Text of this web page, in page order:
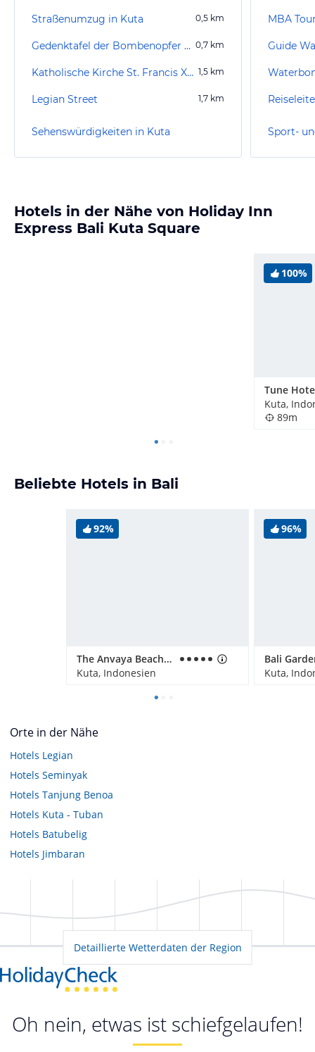
Straßenumzug in Kuta 0,5 km
Gedenktafel der Bombenopfer / Kuta Memorial 2002 0,7 km
Katholische Kirche St. Francis Xavier 1,5 km
Legian Street 1,7 km
Sehenswürdigkeiten in Kuta
MBA
Sport-
Hotels in der Nähe von Holiday Inn
Express Bali Kuta Square
100%
Kuta,
89m
Beliebte Hotels in Bali
92%
The Anvaya Beach Resorts Bali
Kuta, Indonesien
96%
Kuta,
Orte in der Nähe
Hotels Legian
Hotels Seminyak
Hotels Tanjung Benoa
Hotels Kuta - Tuban
Hotels Batubelig
Hotels Jimbaran
Detaillierte Wetterdaten der Region
Oh nein, etwas ist schiefgelaufen!